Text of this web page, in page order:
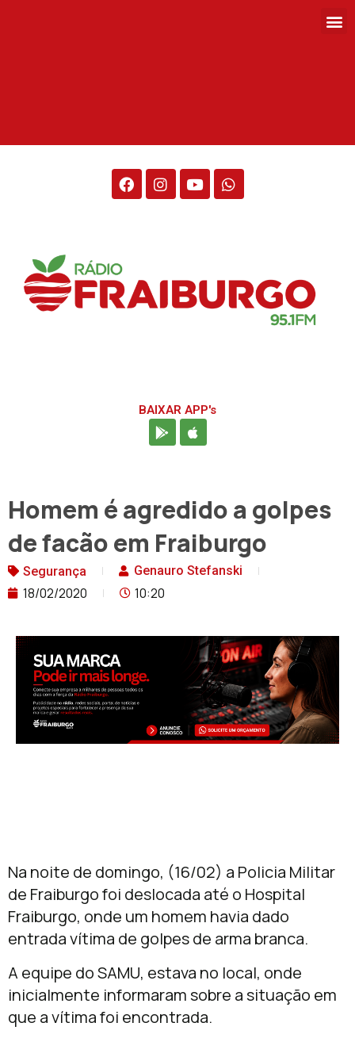
BAIXAR APP's
Homem é agredido a golpes
de facão em Fraiburgo
Segurança Genauro Stefanski
18/02/2020 10:20
Na noite de domingo, (16/02) a Policia Militar
de Fraiburgo foi deslocada até o Hospital
Fraiburgo, onde um homem havia dado
entrada vítima de golpes de arma branca.
A equipe do SAMU, estava no local, onde
inicialmente informaram sobre a situação em
que a vítima foi encontrada.